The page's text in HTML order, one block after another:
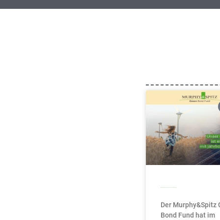
Der Murphy&Spitz
Bond Fund hat im